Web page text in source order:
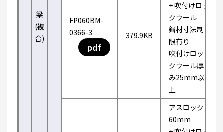
梁
(複
合)
FP060BM-
0366-3
pdf
379.9KB
+ 吹付けロッ
クウール
鋼材寸法制
限有り
吹付けロッ
クウール厚
み25mm以
上
アスロック
60mm